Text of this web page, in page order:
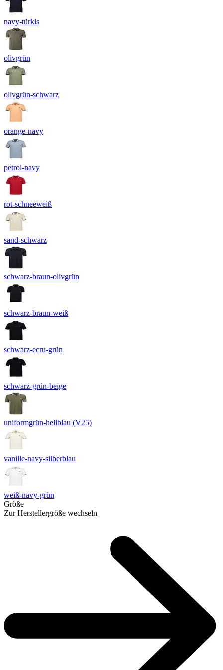
navy-türkis
olivgrün
olivgrün-schwarz
orange-navy
petrol-navy
rot-schneeweiß
sand-schwarz
schwarz-braun-olivgrün
schwarz-braun-weiß
schwarz-ecru-grün
schwarz-grün-beige
uniformgrün-hellblau (V25)
vanille-navy-silberblau
weiß-navy-grün
Größe
Zur Herstellergröße wechseln